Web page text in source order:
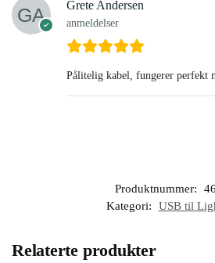
Grete Andersen
anmeldelser
Pålitelig kabel, fungerer perfekt
Produktnummer:
Kategori:
USB til
Relaterte produkter